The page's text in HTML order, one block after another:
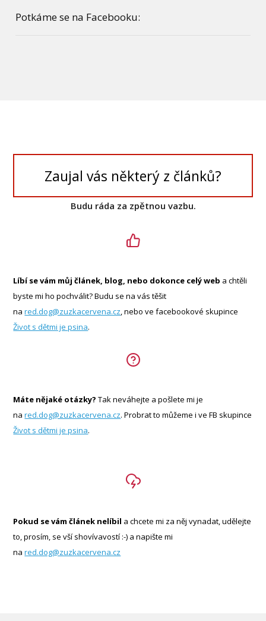
Potkáme se na Facebooku:
Zaujal vás některý z článků?
Budu ráda za zpětnou vazbu.
Líbí se vám můj článek, blog, nebo dokonce celý web a chtěli
byste mi ho pochválit? Budu se na vás těšit
nared.dog@zuzkacervena.cz, nebo ve facebookové skupince
Život s dětmi je psina.
Máte nějaké otázky? Tak neváhejte a pošlete mi je
nared.dog@zuzkacervena.cz. Probrat to můžeme i ve FB skupince
Život s dětmi je psina.
Pokud se vám článek nelíbil a chcete mi za něj vynadat, udělejte
to, prosím, se vší shovívavostí :-) a napište mi
nared.dog@zuzkacervena.cz